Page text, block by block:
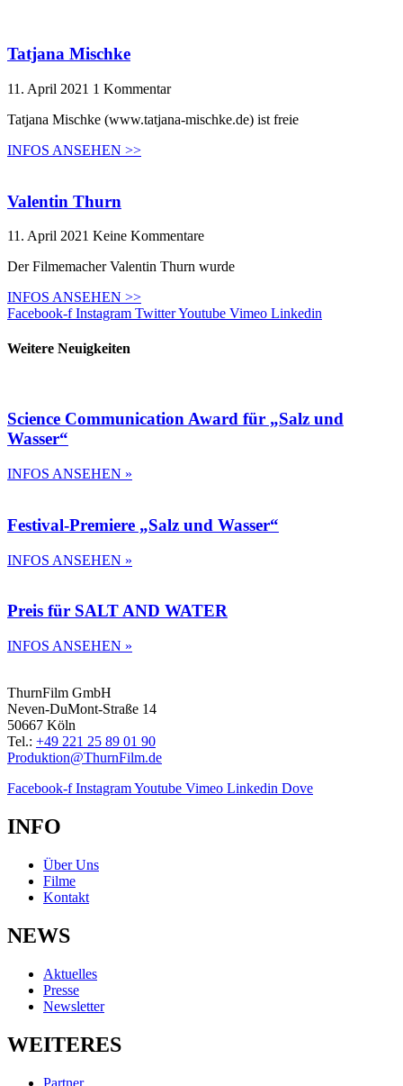
Tatjana Mischke
11. April 2021 1 Kommentar
Tatjana Mischke (www.tatjana-mischke.de) ist freie
INFOS ANSEHEN >>
Valentin Thurn
11. April 2021 Keine Kommentare
Der Filmemacher Valentin Thurn wurde
INFOS ANSEHEN >>
Facebook-f Instagram TwitterYoutube Vimeo Linkedin
Weitere Neuigkeiten
Science Communication Award für „Salz und
Wasser“
INFOS ANSEHEN »
Festival-Premiere „Salz und Wasser“
INFOS ANSEHEN »
Preis für SALT AND WATER
INFOS ANSEHEN »
ThurnFilm GmbH
Neven-DuMont-Straße 14
50667 Köln
Tel.: +49 221 25 89 01 90
Produktion@ThurnFilm.de
Facebook-f InstagramYoutube Vimeo Linkedin Dove
INFO
Über Uns
Filme
Kontakt
NEWS
Aktuelles
Presse
Newsletter
WEITERES
Partner